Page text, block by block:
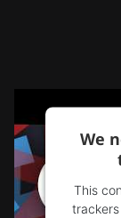
We
This